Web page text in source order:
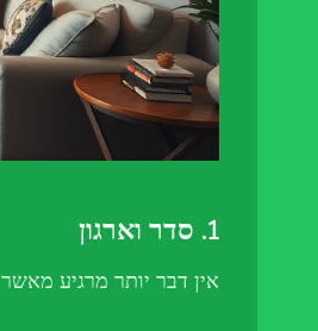
1. סדר וארגון
אין דבר יותר מרגיע